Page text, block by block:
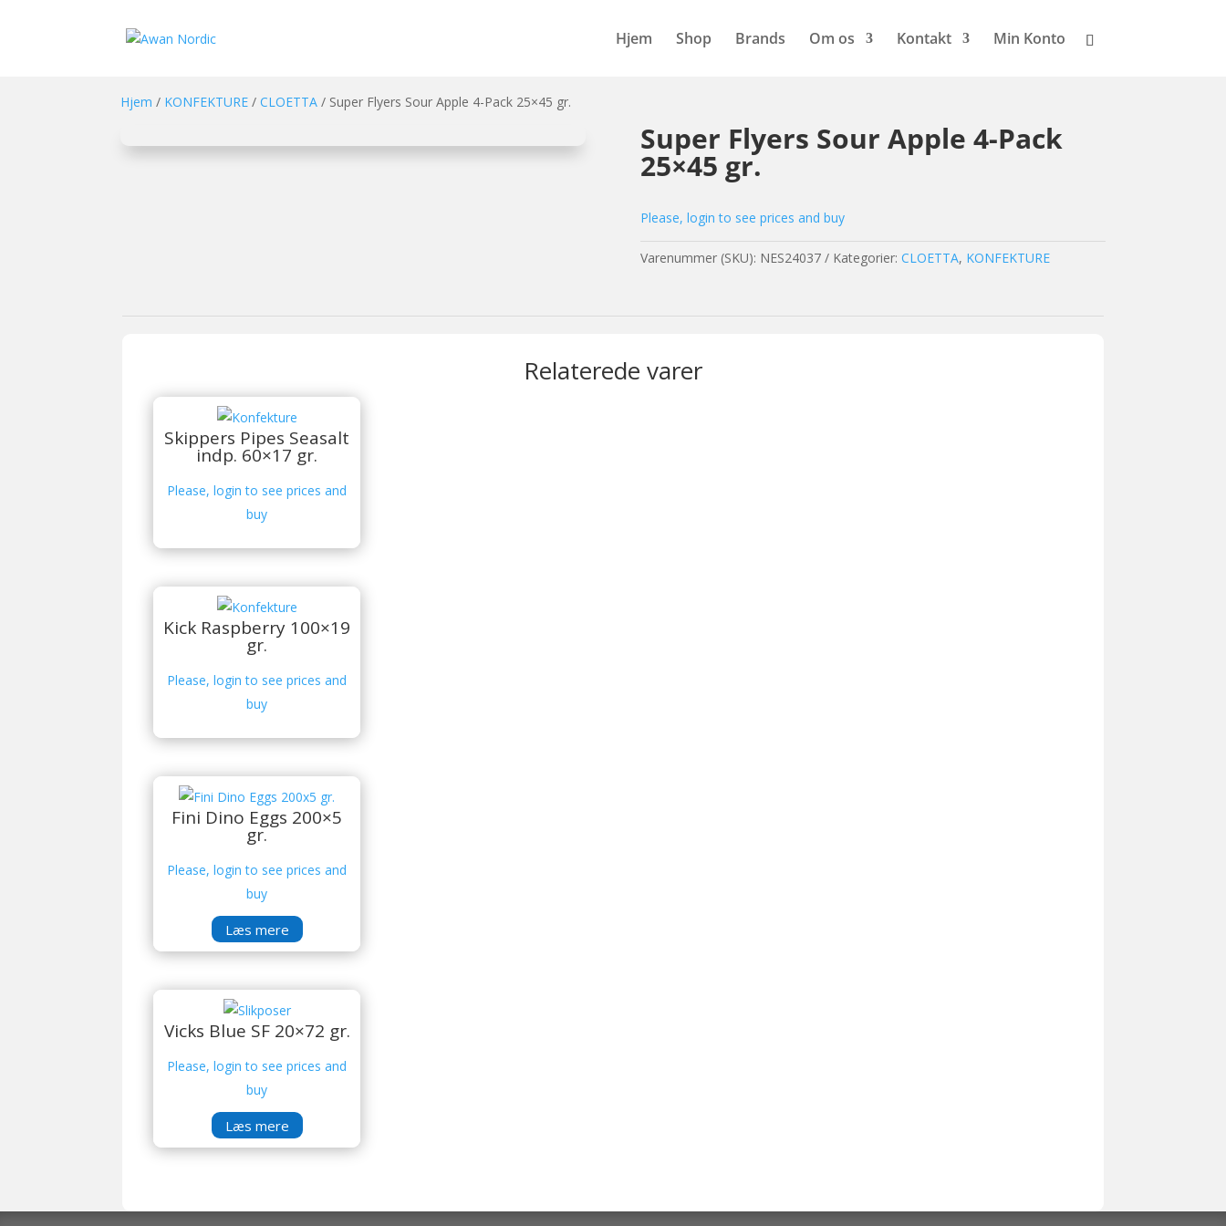
Hjem Shop Brands Om os Kontakt Min Konto
Hjem / KONFEKTURE / CLOETTA / Super Flyers Sour Apple 4-Pack 25×45 gr.
Super Flyers Sour Apple 4-Pack
25×45 gr.
Please, login to see prices and buy
Varenummer (SKU): NES24037 Kategorier: CLOETTA, KONFEKTURE
Relaterede varer
Skippers Pipes Seasalt
indp. 60×17 gr.
Please, login to see prices and
buy
Kick Raspberry 100×19
gr.
Please, login to see prices and
buy
Fini Dino Eggs 200×5
gr.
Please, login to see prices and
buy
Læs mere
Vicks Blue SF 20×72 gr.
Please, login to see prices and
buy
Læs mere